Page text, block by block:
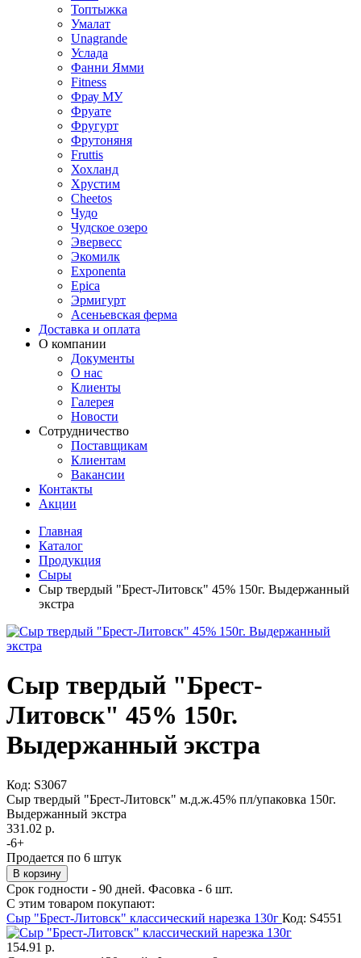
Топтыжка
Умалат
Unagrande
Услада
Фанни Ямми
Fitness
Фрау МУ
Фруате
Фругурт
Фрутоняня
Fruttis
Хохланд
Хрустим
Cheetos
Чудо
Чудское озеро
Эвервесс
Экомилк
Exponenta
Epica
Эрмигурт
Асеньевская ферма
Доставка и оплата
О компании
Документы
О нас
Клиенты
Галерея
Новости
Сотрудничество
Поставщикам
Клиентам
Вакансии
Контакты
Акции
Главная
Каталог
Продукция
Сыры
Сыр твердый "Брест-Литовск" 45% 150г. Выдержанный
экстра
Сыр твердый "Брест-
Литовск" 45% 150г.
Выдержанный экстра
Код: S3067
Сыр твердый "Брест-Литовск" м.д.ж.45% пл/упаковка 150г.
Выдержанный экстра
331.02 р.
-6+
Продается по 6 штук
Срок годности - 90 дней. Фасовка - 6 шт.
С этим товаром покупают:
Сыр "Брест-Литовск" классический нарезка 130г Код: S4551
154.91 р.